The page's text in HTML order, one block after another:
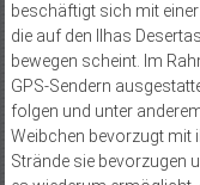
beschäftigt sich mit
die auf den Ilhas
bewegen scheint. Im
GPS-Sendern
folgen und unter
Weibchen bevorzugt mit
Strände sie bevorzugen